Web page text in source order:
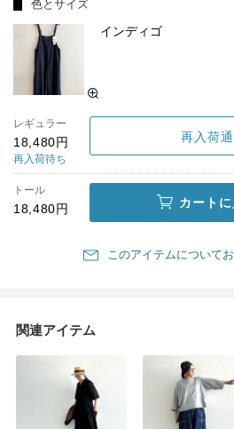
色とサイズ
インディゴ
レギュラー
18,480円
再入荷待ち
再入荷
トール
18,480円 カート
このアイテムについて
関連アイテム